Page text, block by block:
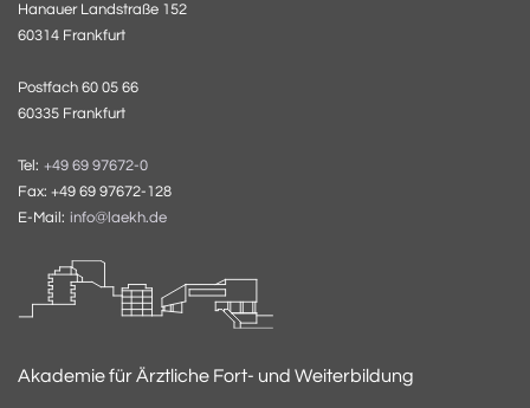
Hanauer Landstraße 152
60314 Frankfurt
Postfach 60 05 66
60335 Frankfurt
Tel: +49 69 97672-0
Fax: +49 69 97672-128
E-Mail: info@laekh.de
Akademie für Ärztliche Fort- und Weiterbildung